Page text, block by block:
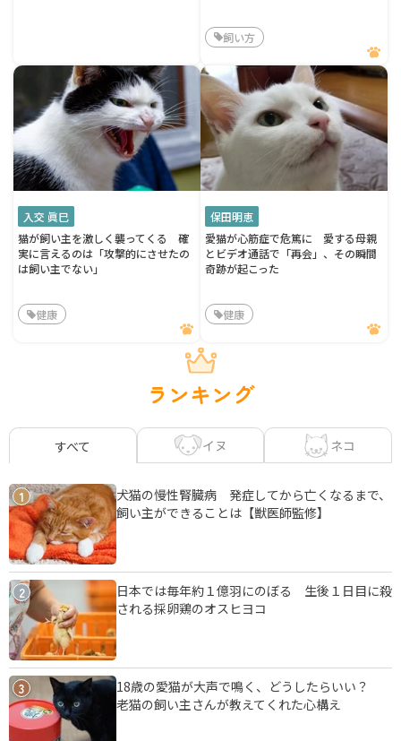
飼い方
入交 眞巳
猫が飼い主を激しく襲ってくる 確
実に言えるのは「攻撃的にさせたの
は飼い主でない」
健康
保田明恵
愛猫が心筋症で危篤に 愛する母親
とビデオ通話で「再会」、その瞬間
奇跡が起こった
健康
ランキング
すべて イヌ ネコ
1
犬猫の慢性腎臓病 発症してから亡くなるまで、
飼い主ができることは【獣医師監修】
2
日本では毎年約１億羽にのぼる 生後１日目に殺
される採卵鶏のオスヒヨコ
3
18歳の愛猫が大声で鳴く、どうしたらいい？
老猫の飼い主さんが教えてくれた心構え